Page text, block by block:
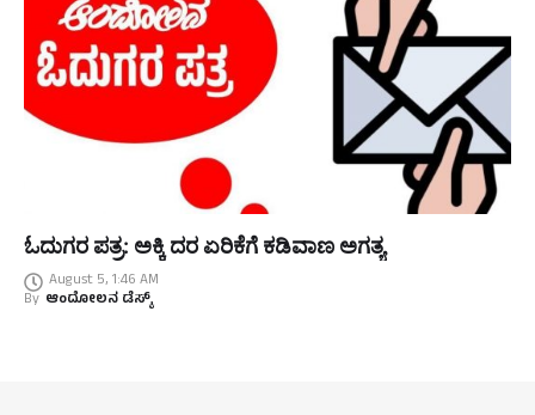
ಓದುಗರ ಪತ್ರ: ಅಕ್ಕಿ ದರ ಏರಿಕೆಗೆ ಕಡಿವಾಣ ಅಗತ್ಯ
August 5, 1:46 AM
By ಆಂದೋಲನ ಡೆಸ್ಕ್